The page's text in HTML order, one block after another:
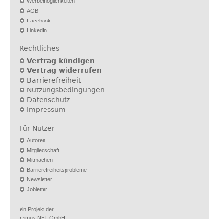
AGB
Facebook
LinkedIn
Rechtliches
Vertrag kündigen
Vertrag widerrufen
Barrierefreiheit
Nutzungsbedingungen
Datenschutz
Impressum
Für Nutzer
Autoren
Mitgliedschaft
Mitmachen
Barrierefreiheitsprobleme
Newsletter
Jobletter
ein Projekt der
reimus.NET GmbH